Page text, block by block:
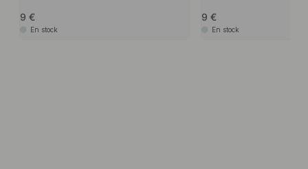
9
En stock
9
En stock